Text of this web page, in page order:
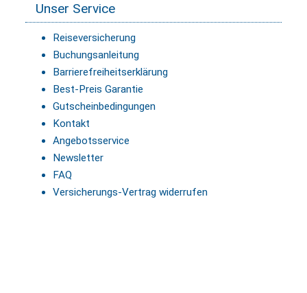
Unser Service
Reiseversicherung
Buchungsanleitung
Barrierefreiheitserklärung
Best-Preis Garantie
Gutscheinbedingungen
Kontakt
Angebotsservice
Newsletter
FAQ
Versicherungs-Vertrag widerrufen